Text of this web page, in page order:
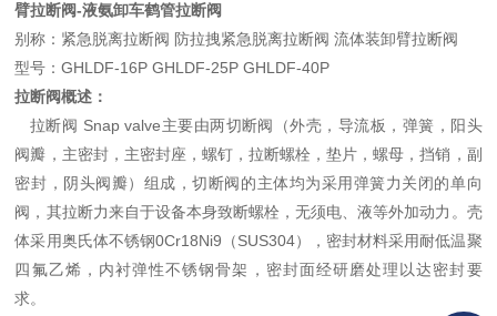
臂拉断阀-液氨卸车鹤管拉断阀
别称：紧急脱离拉断阀 防拉拽紧急脱离拉断阀 流体装卸臂拉断阀
型号：GHLDF-16P GHLDF-25P GHLDF-40P
拉断阀概述：
拉断阀 Snap valve主要由两切断阀（外壳，导流板，弹簧，阳头
阀瓣，主密封，主密封座，螺钉，拉断螺栓，垫片，螺母，挡销，副
密封，阴头阀瓣）组成，切断阀的主体均为采用弹簧力关闭的单向
阀，其拉断力来自于设备本身致断螺栓，无须电、液等外加动力。壳
体采用奥氏体不锈钢0Cr18Ni9（SUS304），密封材料采用耐低温聚
四氟乙烯，内衬弹性不锈钢骨架，密封面经研磨处理以达密封要
求。